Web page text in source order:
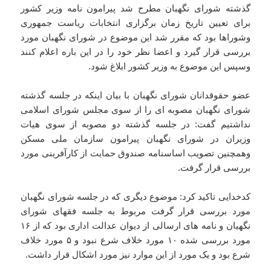
گذشته شورای نگهبان مطرح شد پیرامون نامه وزیر کشور
برای تعیین تاریخ زمان برگزاری انتخابات ریاست جمهوری
وشوراها بود که مقرر شد این موضوع در شورای نگهبان مورد
بررسی قرار گیرد و اعضا نظر خود را در این باره اعلام کنند
وسپس این موضوع به وزیر کشور ابلاغ شود.
عضو حقوقدانان شورای نگهبان با بیان اینکه در جلسه گذشته
شورای نگهبان مصوبه ای را از سوی مجلس شورای اسلامی
نداشتیم گفت: در جلسه گذشته دو مصوبه از سوی هیات
وزیران در شورای نگهبان پیرامون سازمان ملی مسکن
وهمچنین تصویب اساسنامه صندوق حمایت از کارآفرینی مورد
بررسی قرار گرفت.
کدخدایی تاکید کرد: موضوع دیگری که در جلسه شورای نگهبان
مورد بررسی قرار گرفت مربوط به جلسه فقهای شورای
نگهبان و نامه های ارسالی از دیوان عدالت اداری بود که از ۱۶
مورد بررسی شده ۱۰ مورد خلاف شرع نبود و ۵ مورد خلاف
شرع بود و یک مورد از این موارد نیز مورد اشکال قرار داشت.